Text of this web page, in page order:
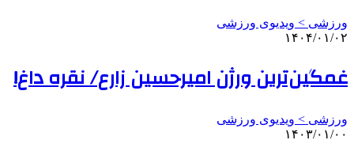
ورزشی > ویدیوی ورزشی
۱۴۰۴/۰۱/۰۲
غمگین‌ترین ورژن امیرحسین زارع/ نقره داغ!
ورزشی > ویدیوی ورزشی
۱۴۰۳/۰۱/۰۰